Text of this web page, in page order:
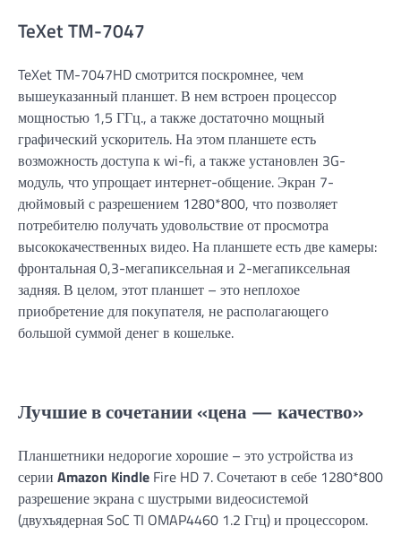
TeXet TM-7047
TeXet TM-7047HD смотрится поскромнее, чем
вышеуказанный планшет. В нем встроен процессор
мощностью 1,5 ГГц., а также достаточно мощный
графический ускоритель. На этом планшете есть
возможность доступа к wi-fi, а также установлен 3G-
модуль, что упрощает интернет-общение. Экран 7-
дюймовый с разрешением 1280*800, что позволяет
потребителю получать удовольствие от просмотра
высококачественных видео. На планшете есть две камеры:
фронтальная 0,3-мегапиксельная и 2-мегапиксельная
задняя. В целом, этот планшет – это неплохое
приобретение для покупателя, не располагающего
большой суммой денег в кошельке.
Лучшие в сочетании «цена — качество»
Планшетники недорогие хорошие – это устройства из
серии Amazon Kindle Fire HD 7. Сочетают в себе 1280*800
разрешение экрана с шустрыми видеосистемой
(двухъядерная SoC TI OMAP4460 1.2 Ггц) и процессором.